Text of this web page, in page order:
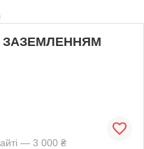
ЗАЗЕМЛЕННЯМ
— 3 000 ₴